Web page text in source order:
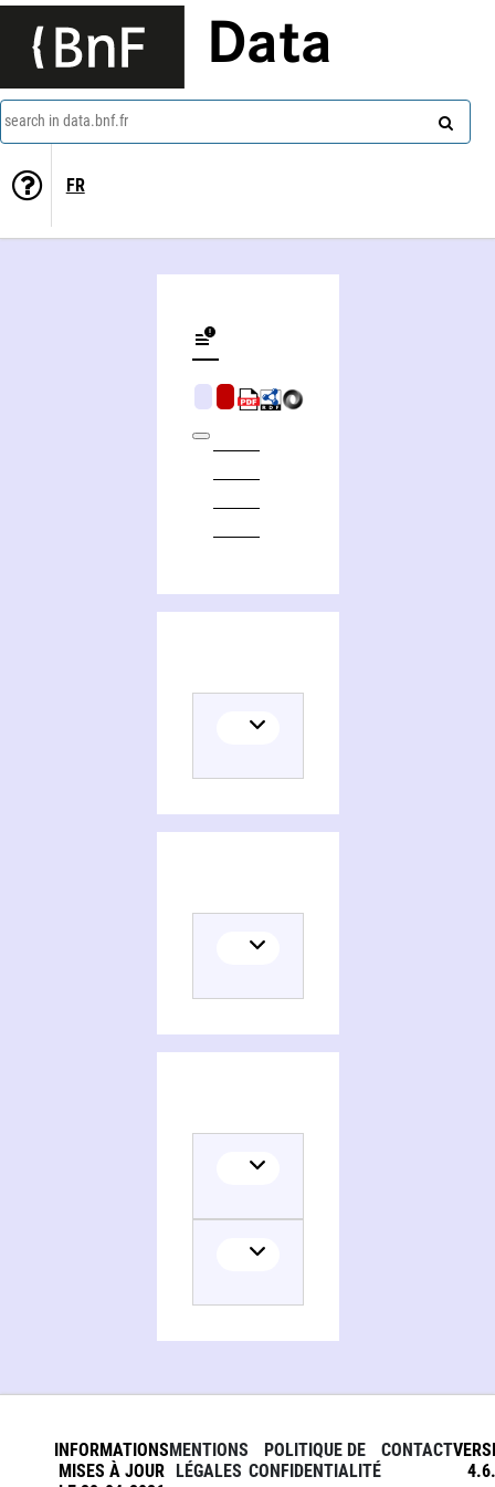
Data
search in data.bnf.fr
FR
INFORMATIONS
MISES À JOUR
MENTIONS
LÉGALES
POLITIQUE DE
CONFIDENTIALITÉ
CONTACT